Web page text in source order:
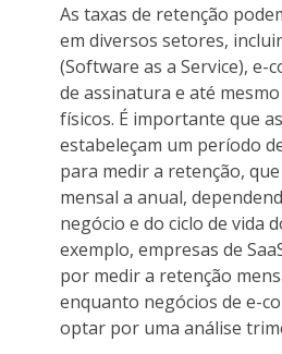
As taxas de retenção
em diversos setores,
(Software as a Service), e-
de assinatura e até
físicos. É importante que
estabeleçam um período
para medir a retenção,
mensal a anual,
negócio e do ciclo de vida
exemplo, empresas de
por medir a retenção
enquanto negócios de e-
optar por uma análise